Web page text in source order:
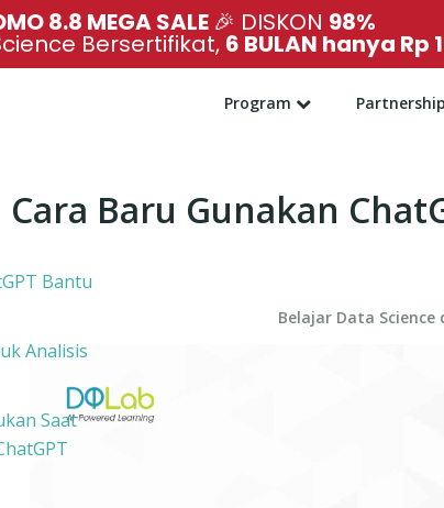
8.8 MEGA SALE 🎉 DISKON 98%
Bersertifikat, 6 BULAN hanya Rp
Program Partnership
Cara Baru Gunakan
Belajar Data Science
Bantu
Analisis
Saat